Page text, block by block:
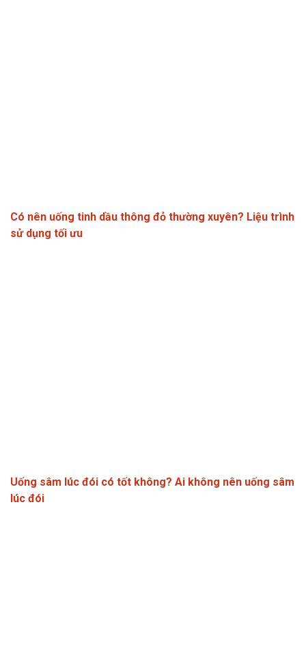
Có nên uống tinh dầu thông đỏ thường xuyên? Liệu trình
sử dụng tối ưu
Uống sâm lúc đói có tốt không? Ai không nên uống sâm
lúc đói